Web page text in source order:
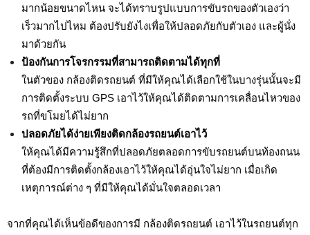
มากน้อยขนาดไหน จะได้ทราบรูปแบบการขับรถของตัวเองว่า
เร็วมากไปไหม ต้องปรับยังไงเพื่อให้ปลอดภัยกับตัวเอง และผู้นั่ง
มาด้วยกัน
ป้องกันการโจรกรรมที่สามารถติดตามได้ทุกที่
ในตัวของ กล้องติดรถยนต์ ที่มีให้คุณได้เลือกใช้ในบางรุ่นนั้นจะมี
การติดตั้งระบบ GPS เอาไว้ให้คุณได้ติดตามการเคลื่อนไหวของ
รถที่ขโมยได้ไม่ยาก
ปลอดภัยได้ง่ายเพียงติดกล้องรถยนต์เอาไว้
ให้คุณได้มีความรู้สึกที่ปลอดภัยตลอดการขับรถยนต์บนท้องถนน
ที่ต้องมีการติดตั้งกล้องเอาไว้ให้คุณได้อุ่นใจไม่ยาก เมื่อเกิด
เหตุการณ์ต่าง ๆ ที่มีให้คุณได้มั่นใจตลอดเวลา
จากที่คุณได้เห็นข้อดีของการมี กล้องติดรถยนต์ เอาไว้ในรถยนต์ทุก